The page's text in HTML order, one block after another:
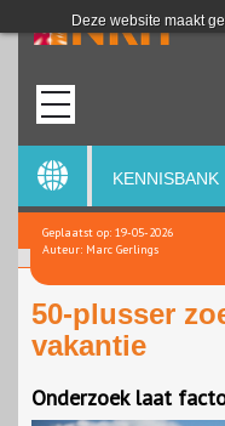
Deze website maakt
KENNISBANK
Geplaatst op: 19-05-2026
Auteur: Marc Gerlings
50-plusser
vakantie
Onderzoek laat